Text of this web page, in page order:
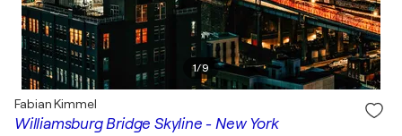
1/9
Williamsburg Bridge Skyline - New York
Fabian Kimmel